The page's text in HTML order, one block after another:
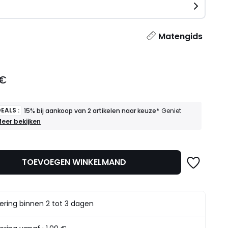
Matengids
: 15% bij aankoop van 2 artikelen naar keuze* Geniet
aankoop
naar
ervan
bekijken
TOEVOEGEN WINKELMAND
binnen 2 tot 3 dagen